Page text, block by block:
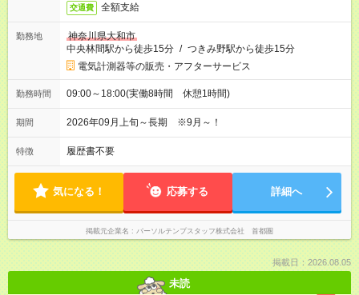
交通費 全額支給
勤務地
神奈川県大和市
中央林間駅から徒歩15分 / つきみ野駅から徒歩15分
電気計測器等の販売・アフターサービス
勤務時間 09:00～18:00(実働8時間 休憩1時間)
期間 2026年09月上旬～長期 ※9月～！
特徴 履歴書不要
気になる！ 応募する 詳細へ
掲載元企業名 パーソルテンプスタッフ株式会社 首都圏
掲載日：2026.08.05
未読